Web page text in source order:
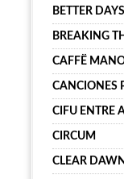
BETTER
BREAKING
CAFFË
CANCIONES
CIFU ENTRE
CIRCUM
CLEAR DAWN